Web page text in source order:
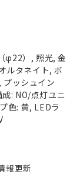
φ22）, 照光, 金
ルタネイト, ボ
プッシュイン
: NO/点灯ユニ
色: 黄, LEDラ
報更新